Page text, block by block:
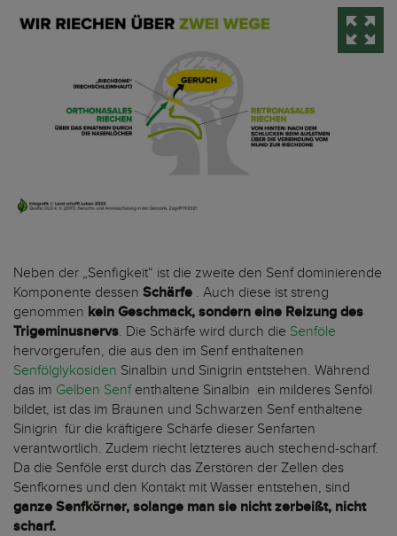
Neben der „Senfigkeit“ ist die zweite den Senf dominierende
Komponente dessen Schärfe . Auch diese ist streng
genommen kein Geschmack, sondern eine Reizung des
Trigeminusnervs. Die Schärfe wird durch die Senföle
hervorgerufen, die aus den im Senf enthaltenen
Senfölglykosiden Sinalbin und Sinigrin entstehen. Während
das im Gelben Senfenthaltene Sinalbin ein milderes Senföl
bildet, ist das im Braunen und Schwarzen Senf enthaltene
Sinigrin für die kräftigere Schärfe dieser Senfarten
verantwortlich. Zudem riecht letzteres auch stechend-scharf.
Da die Senföle erst durch das Zerstören der Zellen des
Senfkornes und den Kontakt mit Wasser entstehen, sind
ganze Senfkörner, solange man sie nicht zerbeißt, nicht
scharf.